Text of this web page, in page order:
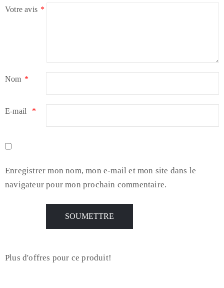
Votre avis *
Nom *
E-mail *
Enregistrer mon nom, mon e-mail et mon site dans le
navigateur pour mon prochain commentaire.
Plus d'offres pour ce produit!